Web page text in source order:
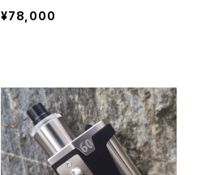
entic】【送料無料】【1 x 18350】
【High End Mod】【Mosfet V2.
¥78,000